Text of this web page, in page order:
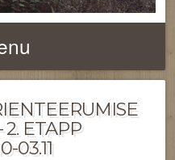
2. ETAPP
03.11